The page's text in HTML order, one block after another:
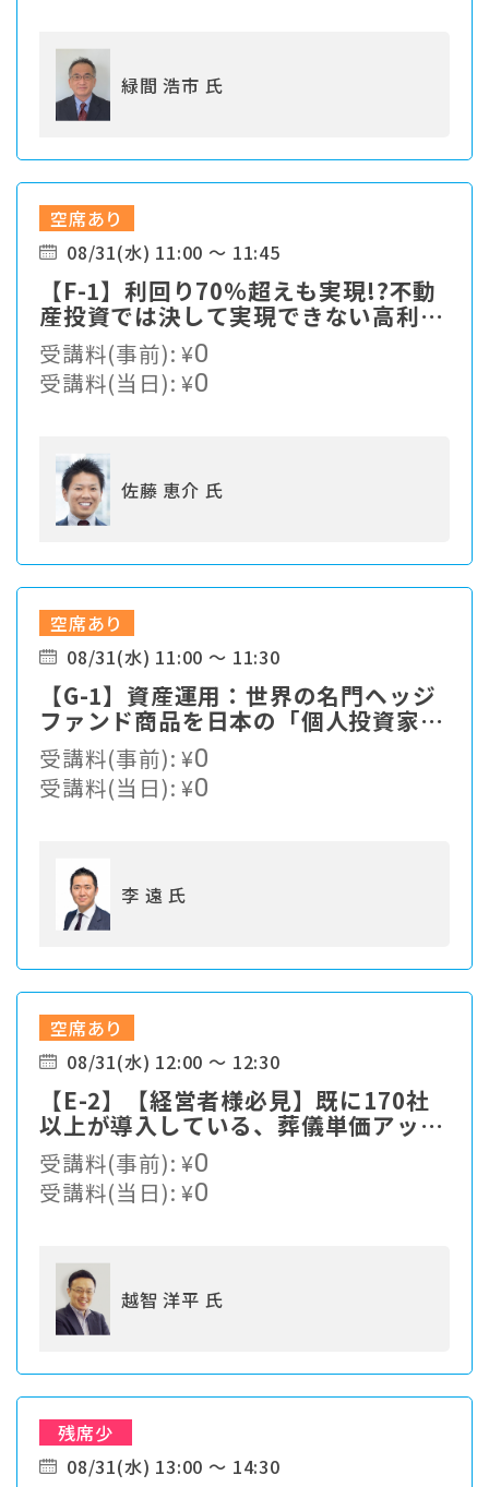
緑間 浩市 氏
空席あり
08/31(水) 11:00 ～ 11:45
【F-1】利回り70％超えも実現!?不動
産投資では決して実現できない高利回
りの最先端資産運用！
受講料(事前):¥0
受講料(当日):¥0
佐藤 恵介 氏
空席あり
08/31(水) 11:00 ～ 11:30
【G-1】資産運用：世界の名門ヘッジ
ファンド商品を日本の「個人投資家」
に提供 ～10万ドルから投資できる世
界の名門ヘッジファンドとは～
受講料(事前):¥0
受講料(当日):¥0
李 遠 氏
空席あり
08/31(水) 12:00 ～ 12:30
【E-2】【経営者様必見】既に170社
以上が導入している、葬儀単価アップ
の仕組みをご紹介
受講料(事前):¥0
受講料(当日):¥0
越智 洋平 氏
残席少
08/31(水) 13:00 ～ 14:30